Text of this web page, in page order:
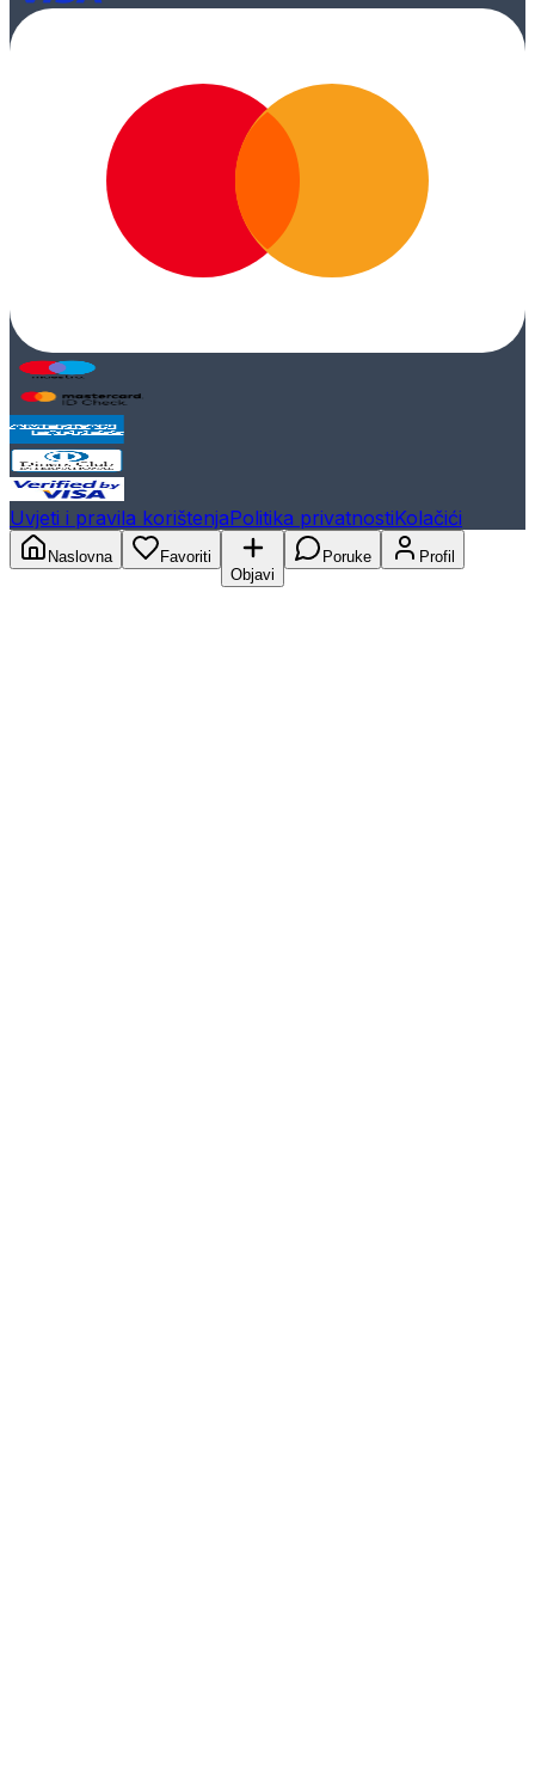
Uvjeti i pravila korištenjaPolitika privatnostiKolačići
Naslovna
Favoriti
Objavi
Poruke Profil